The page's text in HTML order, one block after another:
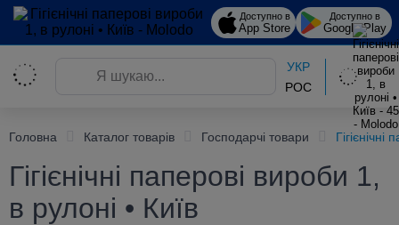
Доступно в
App Store
Доступно в
Google Play
УКР
РОС
Головна Каталог товарів Господарчі товари
Гігієнічні паперові вироби 1,
в рулоні • Київ